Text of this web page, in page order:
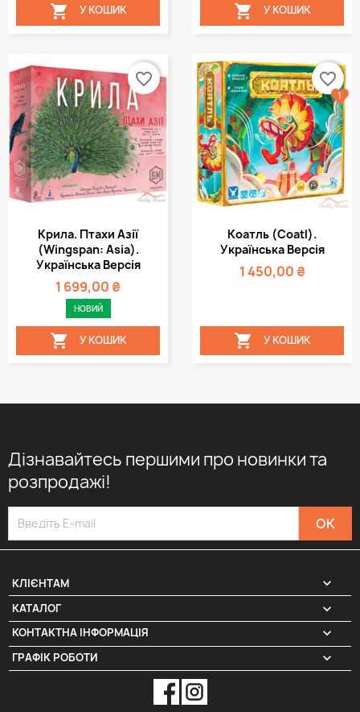
 У КОШИК  У КОШИК
Крила. Птахи Азії
(Wingspan: Asia).
Українська Версія
1 699,00 ₴
НОВИЙ
 У КОШИК
favorite_border
Коатль (Coatl).
Українська Версія
1 450,00 ₴
 У КОШИК
favorite_border
1
Дізнавайтесь першими про новинки та
розпродажі!
КЛІЄНТАМ 
КАТАЛОГ 
КОНТАКТНА ІНФОРМАЦІЯ keyboard_arrow_down
ГРАФІК РОБОТИ keyboard_arrow_down